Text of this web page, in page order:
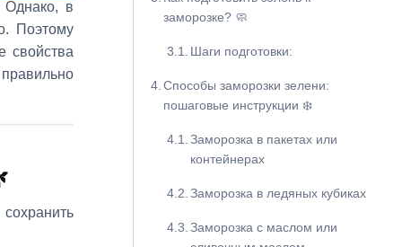
Однако, в
Поэтому
свойства
заморозке? 🧼
Шаги подготовки:
Способы заморозки зелени:
пошаговые инструкции ❄️
Заморозка в пакетах или
контейнерах
Заморозка в ледяных кубиках
Заморозка с маслом или